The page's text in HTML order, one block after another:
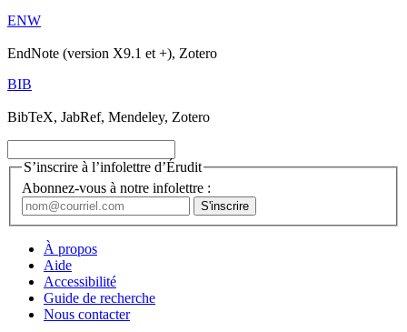
ENW
EndNote (version X9.1 et +), Zotero
BIB
BibTeX, JabRef, Mendeley, Zotero
S’inscrire à l’infolettre d’Érudit
Abonnez-vous à notre infolettre :
À propos
Aide
Accessibilité
Guide de recherche
Nous contacter